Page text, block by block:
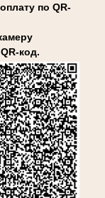
по QR-
код.